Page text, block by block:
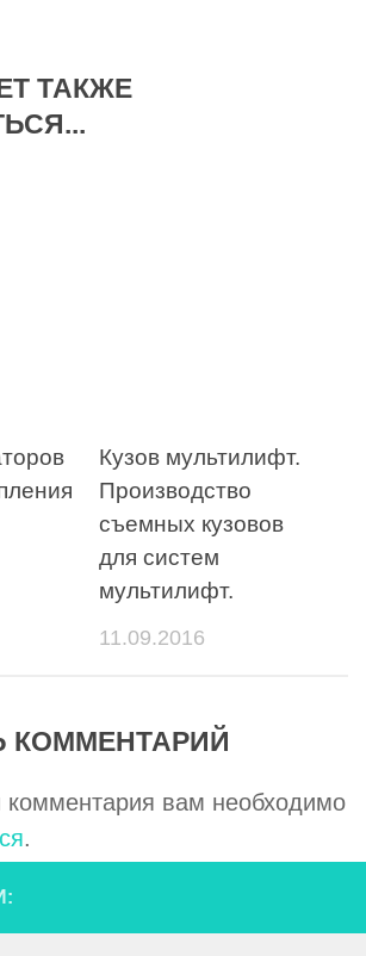
ТАКЖЕ
Кузов мультилифт.
Производство
съемных кузовов
для систем
мультилифт.
11.09.2016
КОММЕНТАРИЙ
комментария вам необходимо
.